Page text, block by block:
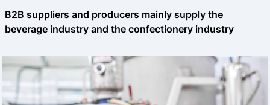
B2B suppliers and producers mainly supply the
beverage industry and the confectionery industry